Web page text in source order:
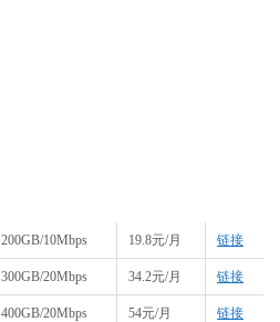
200GB/10Mbps 19.8元/月 链接
300GB/20Mbps 34.2元/月 链接
400GB/20Mbps 54元/月 链接